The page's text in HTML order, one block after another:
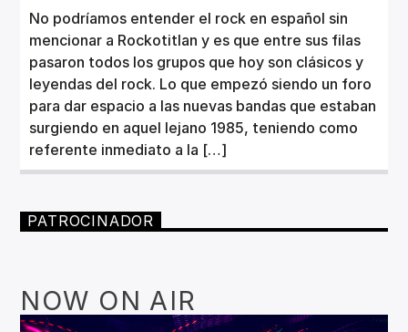
No podríamos entender el rock en español sin
mencionar a Rockotitlan y es que entre sus filas
pasaron todos los grupos que hoy son clásicos y
leyendas del rock. Lo que empezó siendo un foro
para dar espacio a las nuevas bandas que estaban
surgiendo en aquel lejano 1985, teniendo como
referente inmediato a la […]
PATROCINADOR
NOW ON AIR